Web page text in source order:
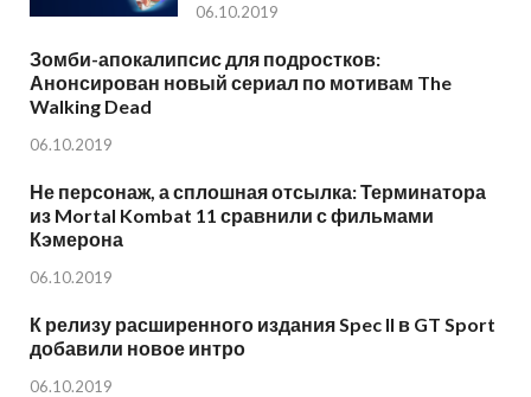
06.10.2019
Зомби-апокалипсис для подростков:
Анонсирован новый сериал по мотивам The
Walking Dead
06.10.2019
Не персонаж, а сплошная отсылка: Терминатора
из Mortal Kombat 11 сравнили с фильмами
Кэмерона
06.10.2019
К релизу расширенного издания Spec II в GT Sport
добавили новое интро
06.10.2019